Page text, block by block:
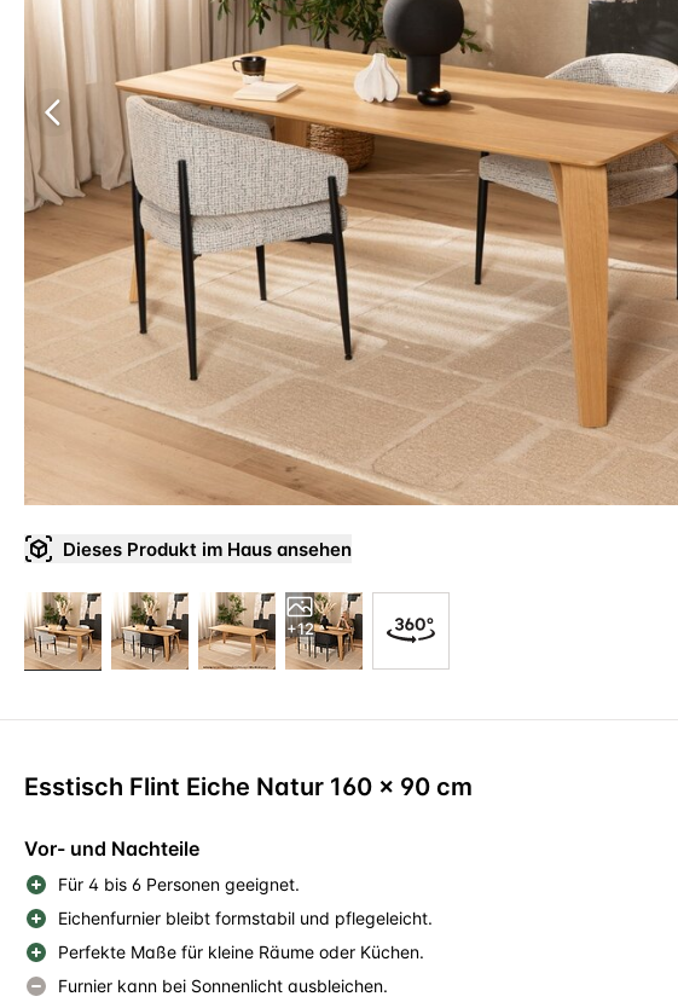
Dieses Produkt im Haus ansehen
+12
Esstisch Flint Eiche Natur 160 x 90 cm
Vor- und Nachteile
Für 4 bis 6 Personen geeignet.
Eichenfurnier bleibt formstabil und pflegeleicht.
Perfekte Maße für kleine Räume oder Küchen.
Furnier kann bei Sonnenlicht ausbleichen.